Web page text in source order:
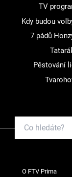
TV
Kdy budou
7 pádů
Pěstování
O FTV Prima